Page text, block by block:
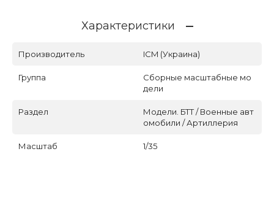
Характеристики
Производитель ICM (Украина)
Группа
Сборные масштабные мо
дели
Раздел
Модели. БТТ / Военные авт
омобили / Артиллерия
Масштаб 1/35